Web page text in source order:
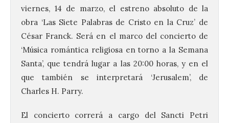
viernes, 14 de marzo, el estreno absoluto de la
obra ‘Las Siete Palabras de Cristo en la Cruz’ de
César Franck. Será en el marco del concierto de
‘Música romántica religiosa en torno a la Semana
Santa’, que tendrá lugar a las 20:00 horas, y en el
que también se interpretará ‘Jerusalem’, de
Charles H. Parry.
El concierto correrá a cargo del Sancti Petri